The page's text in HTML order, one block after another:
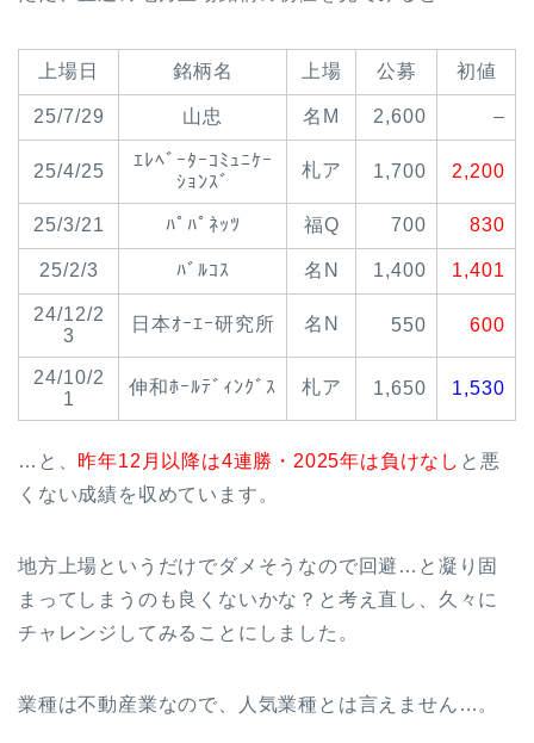
上場日 銘柄名 上場 公募 初値
25/7/29 山忠 名M 2,600 –
25/4/25
ｴﾚﾍﾞｰﾀｰｺﾐｭﾆｹｰ
ｼｮﾝｽﾞ
札ア 1,700 2,200
25/3/21 ﾊﾟﾊﾟﾈｯﾂ 福Q 700 830
25/2/3 ﾊﾞﾙｺｽ 名N 1,400 1,401
24/12/2
3
日本ｵｰｴｰ研究所 名N 550 600
24/10/2
1
伸和ﾎｰﾙﾃﾞｨﾝｸﾞｽ 札ア 1,650 1,530
…と、 昨年12月以降は4連勝・2025年は負けなし と悪
くない成績を収めています。
地方上場というだけでダメそうなので回避…と凝り固
まってしまうのも良くないかな？と考え直し、久々に
チャレンジしてみることにしました。
業種は不動産業なので、人気業種とは言えません…。